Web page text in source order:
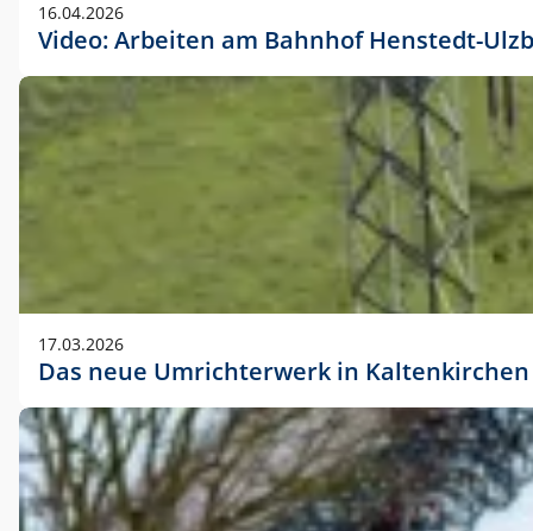
16.04.2026
Video: Arbeiten am Bahnhof Henstedt-
17.03.2026
Das neue Umrichterwerk in Kaltenkirchen